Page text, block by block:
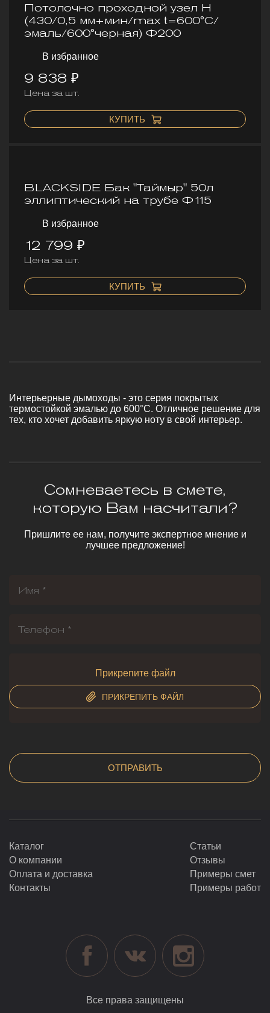
Потолочно проходной узел Н
(430/0,5 мм+мин/max t=600°C/
эмаль/600°черная) Ф200
В избранное
9 838 ₽
Цена за шт.
КУПИТЬ
BLACKSIDE Бак "Таймыр" 50л
эллиптический на трубе Ф115
В избранное
12 799 ₽
Цена за шт.
КУПИТЬ
Интерьерные дымоходы - это серия покрытых
термостойкой эмалью до 600°C. Отличное решение для
тех, кто хочет добавить яркую ноту в свой интерьер.
Сомневаетесь в смете,
которую Вам насчитали?
Пришлите ее нам, получите экспертное мнение и
лучшее предложение!
Прикрепите файл
ПРИКРЕПИТЬ ФАЙЛ
Каталог
О компании
Оплата и доставка
Контакты
Статьи
Отзывы
Примеры смет
Примеры работ
Все права защищены